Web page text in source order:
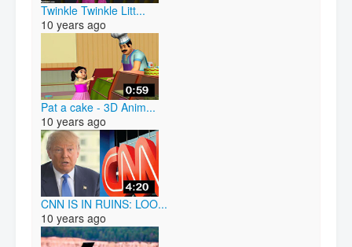
Twinkle Twinkle Litt...
10 years ago
Pat a cake - 3D Anim...
10 years ago
CNN IS IN RUINS: LOO...
10 years ago